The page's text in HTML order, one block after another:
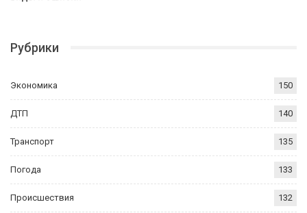
Рубрики
Экономика 150
ДТП 140
Транспорт 135
Погода 133
Происшествия 132